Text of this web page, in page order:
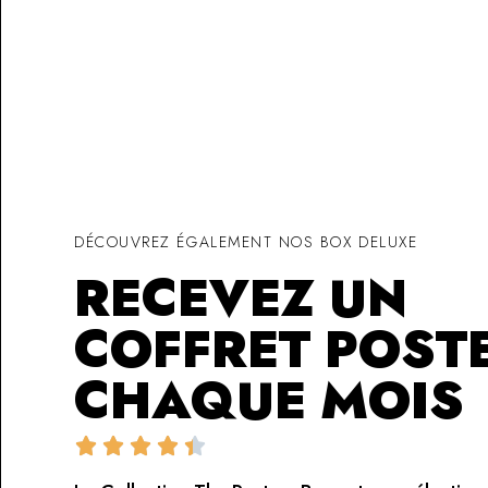
DÉCOUVREZ ÉGALEMENT NOS BOX DELUXE
RECEVEZ UN
COFFRET
CHAQUE MOIS
    